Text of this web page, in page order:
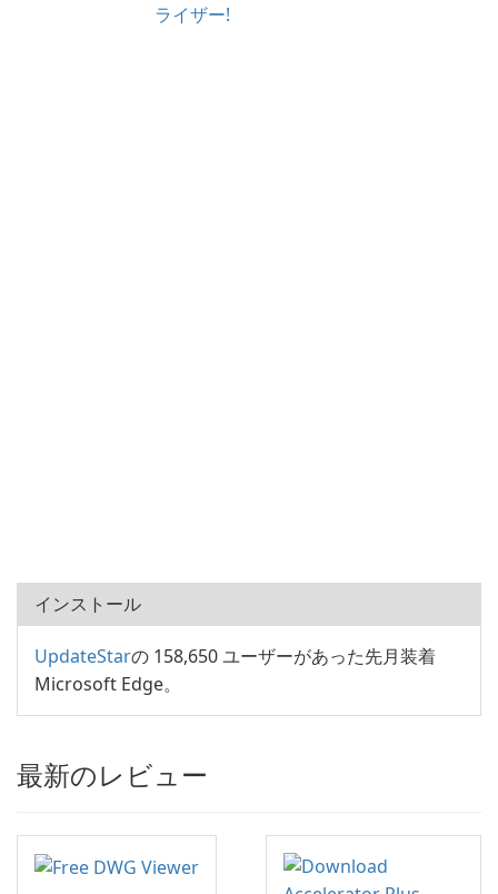
ライザー!
インストール
UpdateStarの 158,650 ユーザーがあった先月装着
Microsoft Edge。
最新のレビュー